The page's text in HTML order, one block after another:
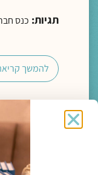
תגיות: כנס
להמשך